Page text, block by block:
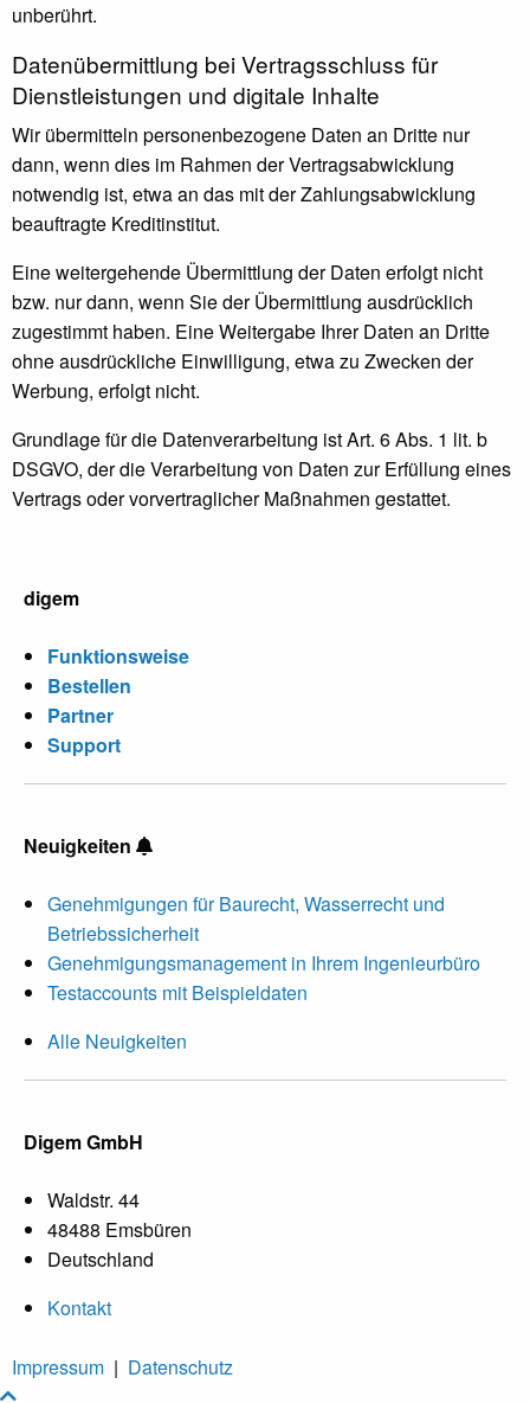
unberührt.
Daten­übermittlung bei Vertragsschluss für
Dienstleistungen und digitale Inhalte
Wir übermitteln personenbezogene Daten an Dritte nur
dann, wenn dies im Rahmen der Vertragsabwicklung
notwendig ist, etwa an das mit der Zahlungsabwicklung
beauftragte Kreditinstitut.
Eine weitergehende Übermittlung der Daten erfolgt nicht
bzw. nur dann, wenn Sie der Übermittlung ausdrücklich
zugestimmt haben. Eine Weitergabe Ihrer Daten an Dritte
ohne ausdrückliche Einwilligung, etwa zu Zwecken der
Werbung, erfolgt nicht.
Grundlage für die Datenverarbeitung ist Art. 6 Abs. 1 lit. b
DSGVO, der die Verarbeitung von Daten zur Erfüllung eines
Vertrags oder vorvertraglicher Maßnahmen gestattet.
digem
Funktionsweise
Bestellen
Partner
Support
Neuigkeiten
Genehmigungen für Baurecht, Wasserrecht und
Betriebssicherheit
Genehmigungsmanagement in Ihrem Ingenieurbüro
Testaccounts mit Beispieldaten
Alle Neuigkeiten
Digem GmbH
Waldstr. 44
48488 Emsbüren
Deutschland
Kontakt
Impressum | Datenschutz